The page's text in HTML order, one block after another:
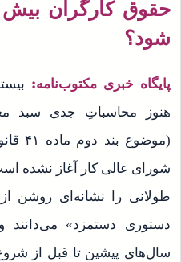
شود؟
پایگاه خبری مکتوب‌نامه:
هنوز محاسباتِ جدی سبد
شورای عالی کار آغاز نشده
طولانی را نشانه‌ای روشن
دستوری دستمزد»
سال‌های پیشین تا قبل از